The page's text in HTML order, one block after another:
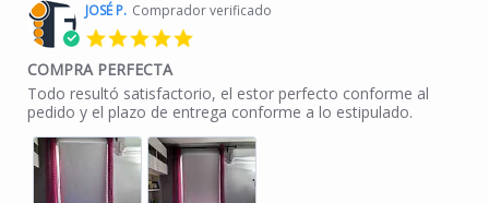
JOSÉ P. Comprador verificado
COMPRA PERFECTA
Review by JOSÉ P. on 14 Feb 2025
review stating COMPRA PERFECTA
Todo resultó satisfactorio, el estor perfecto conforme al
pedido y el plazo de entrega conforme a lo estipulado.